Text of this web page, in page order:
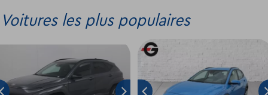
Voitures les plus populaires